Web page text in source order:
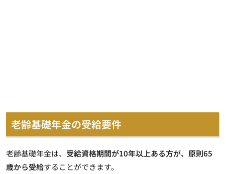
老齢基礎年金の受給要件
老齢基礎年金は、 受給資格期間が10年以上ある方が、原則65
歳から受給することができます。